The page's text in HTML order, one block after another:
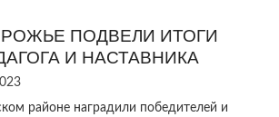
ПОДВЕЛИ ИТОГИ
И НАСТАВНИКА
районе наградили победителей и